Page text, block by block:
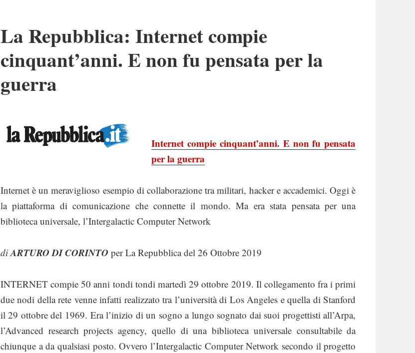
La Repubblica: Internet compie
cinquant’anni. E non fu pensata per la
guerra
Internet compie cinquant’anni. E non fu pensata
per la guerra
Internet è un meraviglioso esempio di collaborazione tra militari, hacker e accademici. Oggi è
la piattaforma di comunicazione che connette il mondo. Ma era stata pensata per una
biblioteca universale, l’Intergalactic Computer Network
diARTURO DI CORINTO per La Repubblica del 26 Ottobre 2019
INTERNET compie 50 anni tondi tondi martedì 29 ottobre 2019. Il collegamento fra i primi
due nodi della rete venne infatti realizzato tra l’università di Los Angeles e quella di Stanford
il 29 ottobre del 1969. Era l’inizio di un sogno a lungo sognato dai suoi progettisti all’Arpa,
l’Advanced research projects agency, quello di una biblioteca universale consultabile da
chiunque a da qualsiasi posto. Ovvero l’Intergalactic Computer Network secondo il progetto